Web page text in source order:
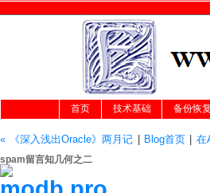
首页 技术基础 备份恢
« 《深入浅出Oracle》两月记 Blog首页| 在
spam留言知几何之二